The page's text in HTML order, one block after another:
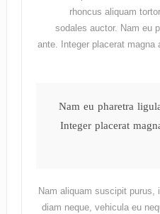
rhoncus aliquam
sodales auctor. Nam eu
ante. Integer placerat
Nam eu pharetra
Integer placerat
Nam aliquam suscipit
diam neque, vehicula eu